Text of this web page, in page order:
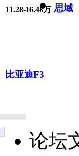
11.28-16.48万 思域
比亚迪F3
论坛